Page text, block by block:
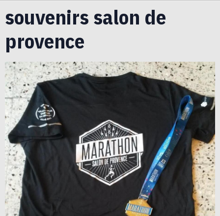
souvenirs salon de
provence